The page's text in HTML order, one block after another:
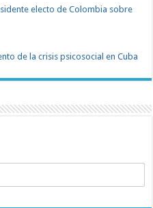
electo de Colombia sobre
de la crisis psicosocial en Cuba